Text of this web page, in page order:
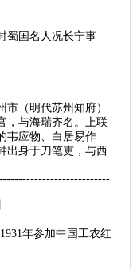
蜀国名人况长宁事
（明代苏州知府）
，与海瑞齐名。上联
韦应物、白居易作
出身于刀笔吏，与西
年参加中国工农红